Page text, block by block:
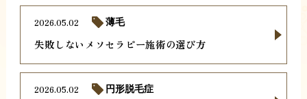
失敗しないメソセラピー施術の選び方
2026.05.02 薄毛
2026.05.02 円形脱毛症